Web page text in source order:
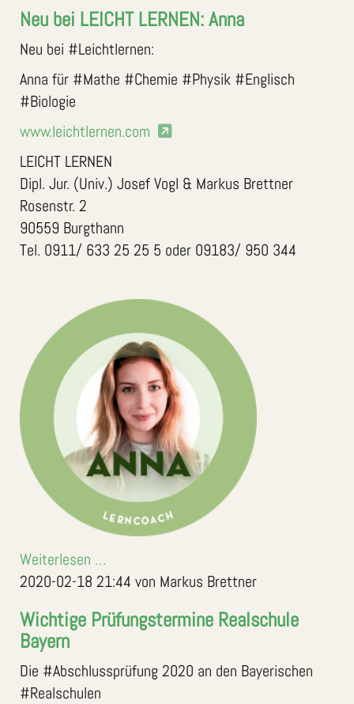
Neu bei LEICHT LERNEN: Anna
Neu bei #Leichtlernen:
Anna für #Mathe #Chemie #Physik #Englisch
#Biologie
www.leichtlernen.com
LEICHT LERNEN
Dipl. Jur. (Univ.) Josef Vogl & Markus Brettner
Rosenstr. 2
90559 Burgthann
Tel. 0911/ 633 25 25 5 oder 09183/ 950 344
Weiterlesen …
2020-02-18 21:44 von Markus Brettner
Wichtige Prüfungstermine Realschule
Bayern
Die #Abschlussprüfung 2020 an den Bayerischen
#Realschulen